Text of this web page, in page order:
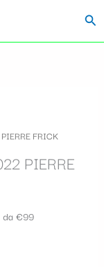
FRICK
PIERRE
da €99